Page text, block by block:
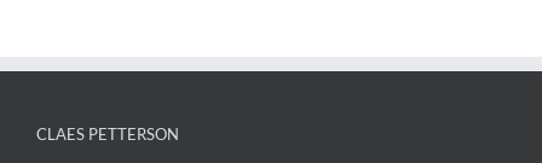
CLAES PETTERSON